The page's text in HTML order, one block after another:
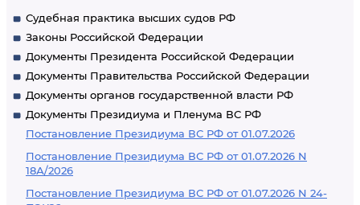
Судебная практика высших судов РФ
Законы Российской Федерации
Документы Президента Российской Федерации
Документы Правительства Российской Федерации
Документы органов государственной власти РФ
Документы Президиума и Пленума ВС РФ
Постановление Президиума ВС РФ от 01.07.2026
Постановление Президиума ВС РФ от 01.07.2026 N
18А/2026
Постановление Президиума ВС РФ от 01.07.2026 N 24-